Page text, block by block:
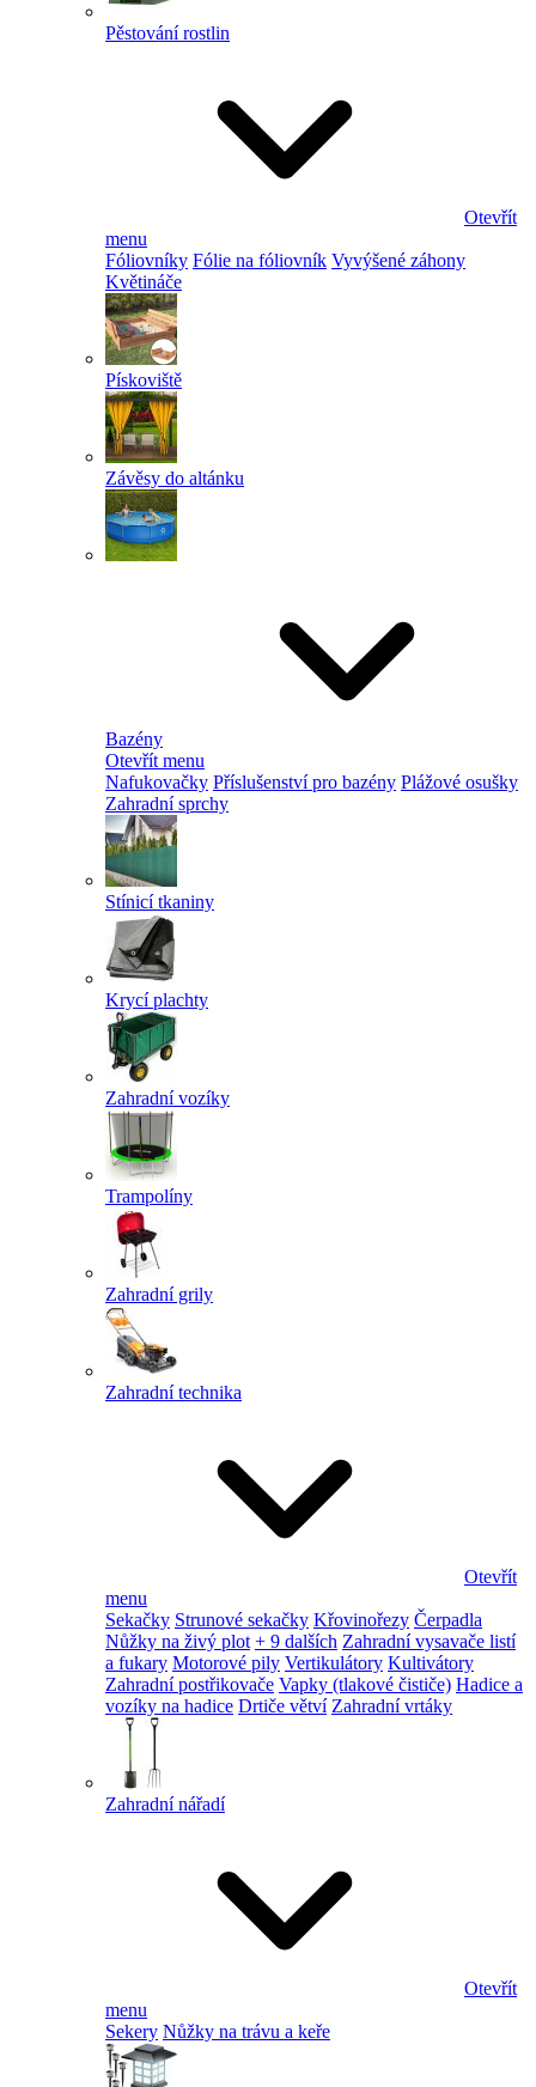
Pěstování rostlin
Otevřít
menu
Fóliovníky Fólie na fóliovník Vyvýšené záhony
Květináče
Pískoviště
Závěsy do altánku
Bazény
Otevřít menu
Nafukovačky Příslušenství pro bazény Plážové osušky
Zahradní sprchy
Stínicí tkaniny
Krycí plachty
Zahradní vozíky
Trampolíny
Zahradní grily
Zahradní technika
Otevřít
menu
Sekačky Strunové sekačky Křovinořezy Čerpadla
Nůžky na živý plot + 9 dalších Zahradní vysavače listí
a fukary Motorové pily Vertikulátory Kultivátory
Zahradní postřikovače Vapky (tlakové čističe) Hadice a
vozíky na hadice Drtiče větví Zahradní vrtáky
Zahradní nářadí
Otevřít
menu
Sekery Nůžky na trávu a keře